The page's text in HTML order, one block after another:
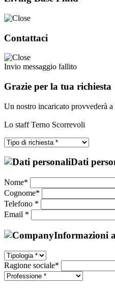
Contattaci
Invio messaggio fallito
Grazie per la tua richiesta
Un nostro incaricato provvederà
Lo staff Terno Scorrevoli
Dati
Nome*
Cognome*
Telefono *
Email *
Informazioni
Ragione sociale*